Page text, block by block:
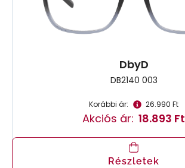
DbyD
DB2140 003
Korábbi ár: 26.990 Ft
Akciós ár: 18.893 Ft
Részletek